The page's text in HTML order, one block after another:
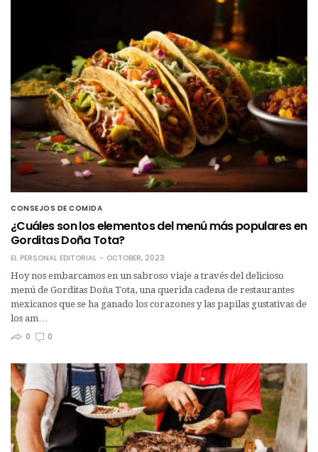
CONSEJOS DE COMIDA
¿Cuáles son los elementos del menú más populares en
Gorditas Doña Tota?
EL PERSONAL EDITORIAL
OCTOBER, 2023
Hoy nos embarcamos en un sabroso viaje a través del delicioso
menú de Gorditas Doña Tota, una querida cadena de restaurantes
mexicanos que se ha ganado los corazones y las papilas gustativas de
los am…
0
0